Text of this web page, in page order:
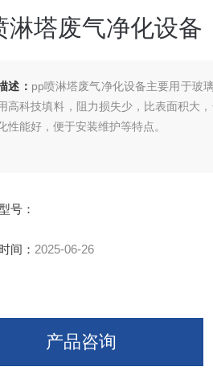
淋塔废气净化设备
述： pp喷淋塔废气净化设备主要用于玻
高科技填料，阻力损失少，比表面积大
性能好，便于安装维护等特点。
号：
间： 2025-06-26
产品咨询